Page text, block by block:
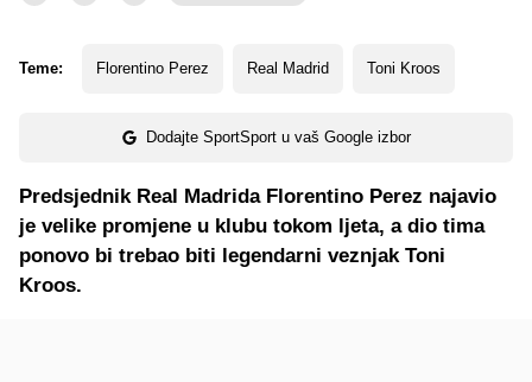
Teme: Florentino Perez Real Madrid Toni Kroos
Dodajte SportSport u vaš Google izbor
Predsjednik Real Madrida Florentino Perez najavio
je velike promjene u klubu tokom ljeta, a dio tima
ponovo bi trebao biti legendarni veznjak Toni
Kroos.